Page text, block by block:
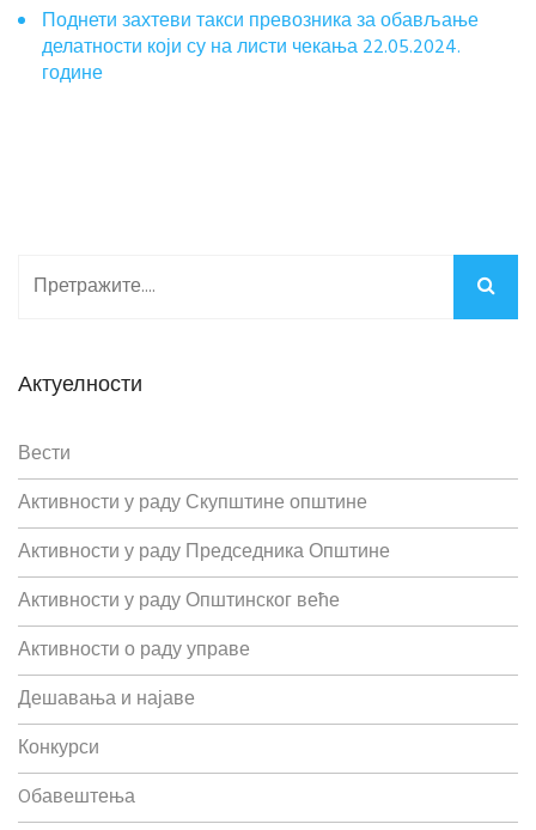
Поднети захтеви такси превозника за обављање
делатности који су на листи чекања 22.05.2024.
године
Актуелности
Вести
Активности у раду Скупштине општине
Активности у раду Председника Општине
Активности у раду Општинског веће
Активности о раду управе
Дешавања и најаве
Конкурси
Oбавештења